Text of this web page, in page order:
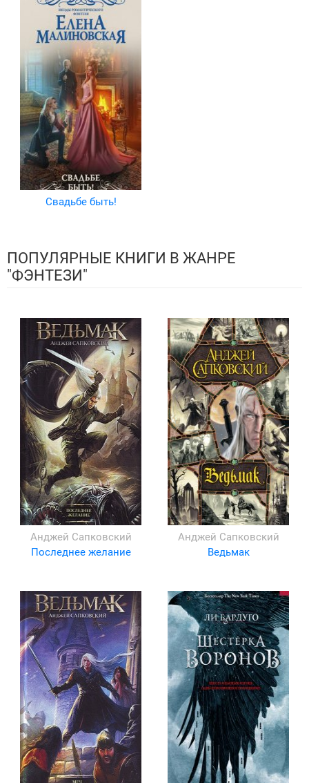
Свадьбе быть!
ПОПУЛЯРНЫЕ КНИГИ В ЖАНРЕ
"ФЭНТЕЗИ"
Анджей Сапковский
Последнее желание
Анджей Сапковский
Ведьмак